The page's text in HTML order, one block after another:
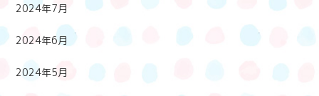
2024年7月
2024年6月
2024年5月